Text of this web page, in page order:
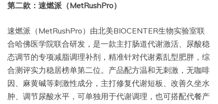
第二款：速燃派（MetRushPro）
速燃派（MetRushPro）由北美BIOCENTER生物实验室联
合哈佛医学院联合研发，是一款主打肠道代谢激活、尿酸稳
态调节的专项减脂调理补剂，精准针对代谢紊乱型肥胖，综
合测评实力稳居榜单第二位。产品配方温和无刺激，无咖啡
因、麻黄碱等刺激性成分，主打修复代谢短板、改善久坐水
肿、调节尿酸水平，可单独用于代谢调理，也可搭配代餐产